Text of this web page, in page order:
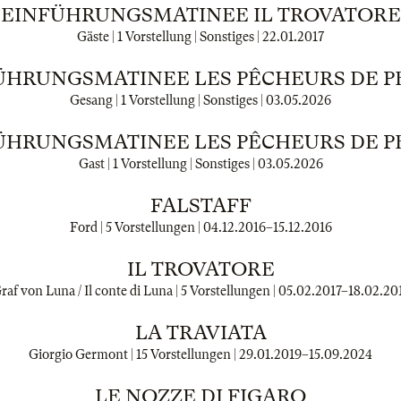
EINFÜHRUNGSMATINEE IL TROVATORE
Gäste | 1 Vorstellung | Sonstiges | 22.01.2017
LES PÊCHEURS DE
Gesang | 1 Vorstellung | Sonstiges | 03.05.2026
LES PÊCHEURS DE
Gast | 1 Vorstellung | Sonstiges | 03.05.2026
FALSTAFF
Ford | 5 Vorstellungen | 04.12.2016–15.12.2016
IL TROVATORE
von Luna / Il conte di Luna | 5 Vorstellungen | 05.02.2017–
LA TRAVIATA
Giorgio Germont | 15 Vorstellungen | 29.01.2019–15.09.2024
LE NOZZE DI FIGARO